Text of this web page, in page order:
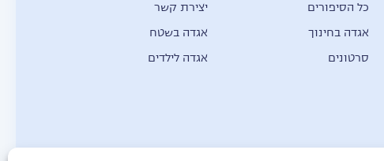
כל הסיפורים
יצירת קשר
אגדה בחינוך
אגדה בשטח
סרטונים אגדה לילדים